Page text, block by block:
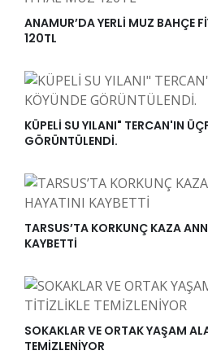
ANAMUR’DA YERLİ MUZ BAHÇE
120TL
KÜPELİ SU YILANI" TERCAN'IN
GÖRÜNTÜLENDİ.
TARSUS’TA KORKUNÇ KAZA
KAYBETTİ
SOKAKLAR VE ORTAK YAŞAM
TEMİZLENİYOR